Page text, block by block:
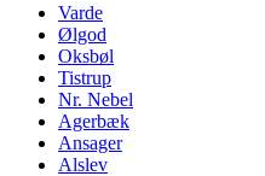
Varde
Ølgod
Oksbøl
Tistrup
Nr. Nebel
Agerbæk
Ansager
Alslev